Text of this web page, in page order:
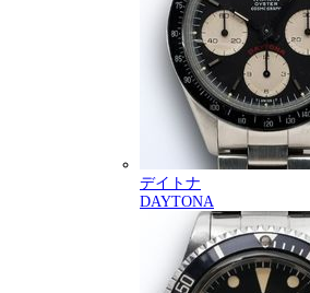
デイトナ
DAYTONA